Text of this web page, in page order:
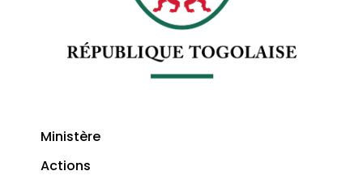
Ministère
Actions